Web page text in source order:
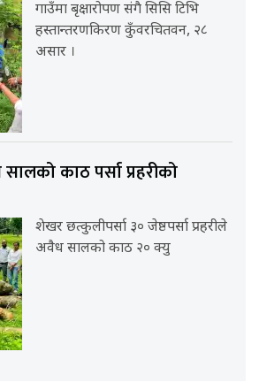
गाउँमा बृक्षारोपण संगै सिसि टिभि
हस्तान्तरणकिरण कुँवरचितवन, २८
असार ।
काठ पर्सा प्रहरीको
शेखर छत्कुलीपर्सा ३० जेष्ठपर्सा प्रहरीले
अवैध सालको काठ २० क्यु